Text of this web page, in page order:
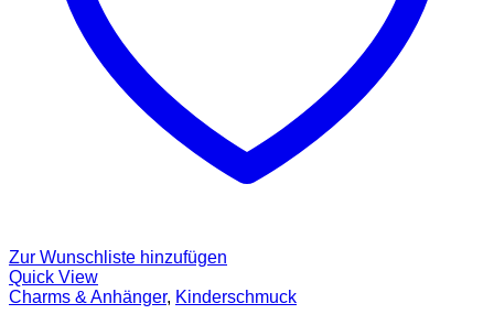
Zur Wunschliste hinzufügen
Quick View
Charms & Anhänger, Kinderschmuck